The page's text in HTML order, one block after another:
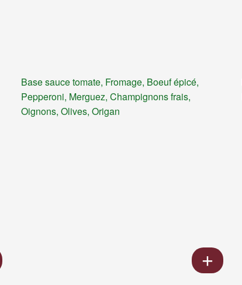
Base sauce tomate, Fromage, Boeuf épicé,
Pepperoni, Merguez, Champignons frais,
Oignons, Olives, Origan